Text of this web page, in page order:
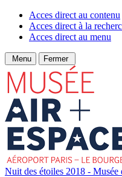
Acces direct au contenu
Acces direct à la
Acces direct au menu
Menu Fermer
Nuit des étoiles 2018 -